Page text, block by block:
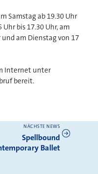
Samstag ab 19.30 Uhr
bis 17.30 Uhr, am
und am Dienstag von 17
Internet unter
bereit.
NÄCHSTE NEWS
Spellbound
Ballet